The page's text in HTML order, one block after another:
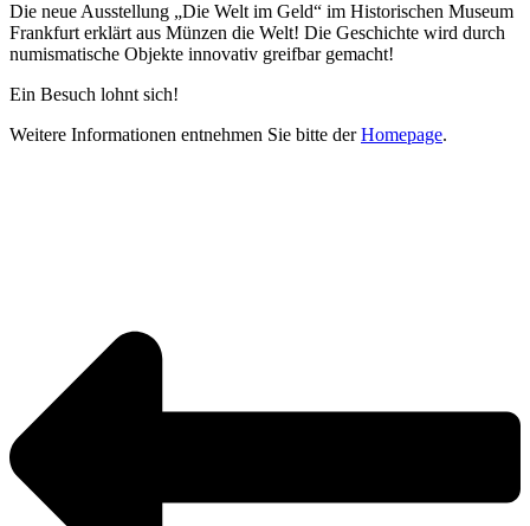
Die neue Ausstellung „Die Welt im Geld“ im Historischen Museum
Frankfurt erklärt aus Münzen die Welt! Die Geschichte wird durch
numismatische Objekte innovativ greifbar gemacht!
Ein Besuch lohnt sich!
Weitere Informationen entnehmen Sie bitte derHomepage.